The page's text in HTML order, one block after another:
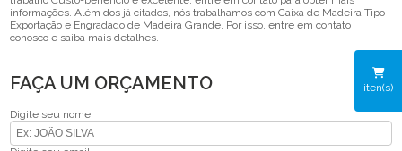
iten(s)
informações. Além dos já citados, nós trabalhamos com Caixa de Madeira Tipo
Exportação e Engradado de Madeira Grande. Por isso, entre em contato
conosco e saiba mais detalhes.
FAÇA UM ORÇAMENTO
Digite seu nome